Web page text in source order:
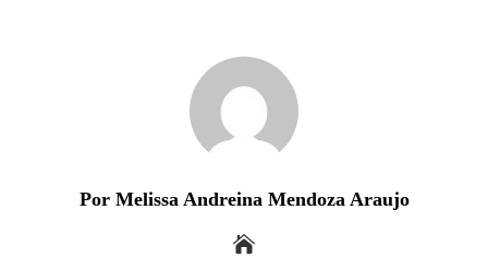
Por Melissa Andreina Mendoza Araujo